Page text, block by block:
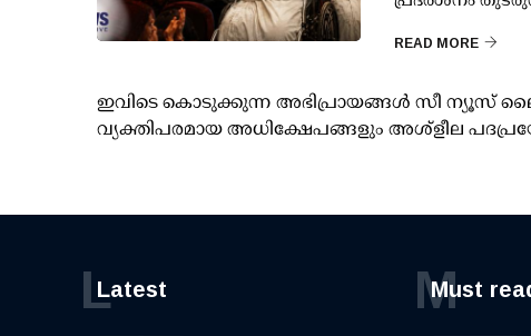
READ MORE
ഇവിടെ കൊടുക്കുന്ന അഭിപ്രായങ്ങള്‍ സീ ന്യൂസ്
വ്യക്തിപരമായ അധിക്ഷേപങ്ങളും അശ്‌ളീല
Latest
L Must
M